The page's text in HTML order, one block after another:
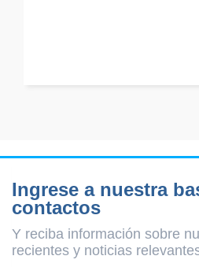
Ingrese a nuestra
contactos
Y reciba información sobre
recientes y noticias